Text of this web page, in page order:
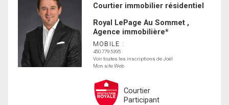
Courtier immobilier résidentiel
Royal LePage Au Sommet ,
Agence immobilière*
MOBILE :
450.779.5395
Voir toutes les inscriptions de Joël
Mon site Web
Courtier
Participant